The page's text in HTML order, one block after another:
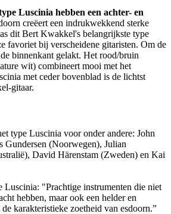
Luscinia hebben een achter- en
creëert een indrukwekkend sterke
dit Bert Kwakkel's belangrijkste type
favoriet bij verscheidene gitaristen. Om de
binnenkant gelakt. Het rood/bruin
wit) combineert mooi met het
met ceder bovenblad is de lichtst
gitaar.
type Luscinia voor onder andere: John
(Noorwegen), Julian
David Härenstam (Zweden) en Kai
Luscinia: "Prachtige instrumenten die niet
hebben, maar ook een helder en
karakteristieke zoetheid van esdoorn.”